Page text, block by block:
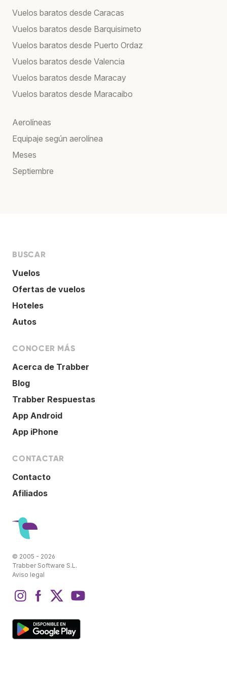
Vuelos baratos desde Caracas
Vuelos baratos desde Barquisimeto
Vuelos baratos desde Puerto Ordaz
Vuelos baratos desde Valencia
Vuelos baratos desde Maracay
Vuelos baratos desde Maracaibo
Aerolíneas
Equipaje según aerolínea
Meses
Septiembre
BUSCAR
Vuelos
Ofertas de vuelos
Hoteles
Autos
CONOCER MÁS
Acerca de Trabber
Blog
Trabber Respuestas
App Android
App iPhone
CONTACTAR
Contacto
Afiliados
© 2005 - 2026
Trabber Software S.L.
Aviso legal